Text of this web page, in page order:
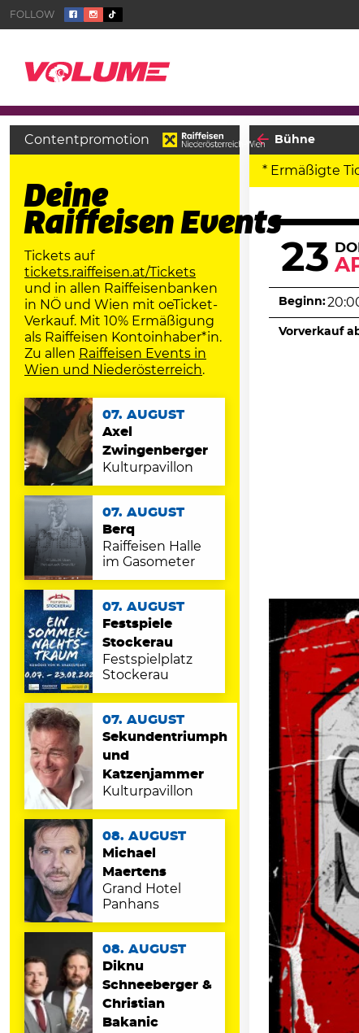
Bühne
* Ermäßigte
23
Beginn:
Vorverkauf
Contentpromotion
Deine
Raiffeisen Events
Tickets auf
tickets.raiffeisen.at/Tickets
und in allen Raiffeisenbanken
in NÖ und Wien mit oeTicket-
Verkauf. Mit 10% Ermäßigung
als Raiffeisen Kontoinhaber*in.
Zu allen Raiffeisen Events in
Wien und Niederösterreich.
07. AUGUST
Axel
Zwingenberger
Kulturpavillon
07. AUGUST
Berq
Raiffeisen Halle
im Gasometer
07. AUGUST
Festspiele
Stockerau
Festspielplatz
Stockerau
07. AUGUST
Sekundentriumph
und
Katzenjammer
Kulturpavillon
08. AUGUST
Michael
Maertens
Grand Hotel
Panhans
08. AUGUST
Diknu
Schneeberger &
Christian
Bakanic